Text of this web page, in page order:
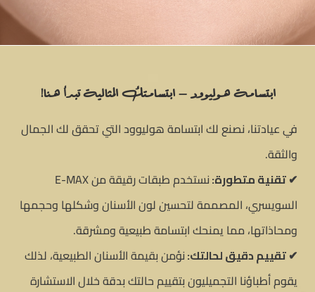
ابتسامة هوليوود – ابتسامتك المثالية تبدأ هنا!
في عيادتنا، نصنع لك ابتسامة هوليوود التي تحقق لك الجمال
والثقة.
✔ تقنية متطورة:
نستخدم طبقات رقيقة من E-MAX
السويسري، المصممة لتحسين لون الأسنان وشكلها وحجمها
ومحاذاتها، مما يمنحك ابتسامة طبيعية ومشرقة.
✔ تقييم دقيق لحالتك:نؤمن بقيمة الأسنان الطبيعية، لذلك
يقوم أطباؤنا التجميليون بتقييم حالتك بدقة خلال الاستشارة